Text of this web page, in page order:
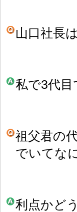
山口社長
私で3代目
祖父君の
でいてな
利点かど